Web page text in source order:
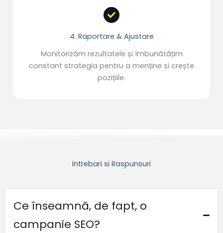
4. Raportare & Ajustare
Monitorizăm rezultatele și îmbunătățim
constant strategia pentru a menține și crește
pozițiile.
Intrebari si Raspunsuri
Ce înseamnă, de fapt, o
campanie SEO?